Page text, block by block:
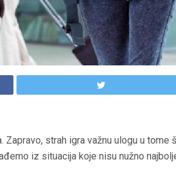
Zapravo, strah igra važnu ulogu u
iz situacija koje nisu nužno